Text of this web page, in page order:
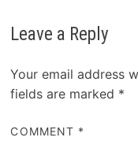
Leave a Reply
Your email address
fields are marked *
COMMENT *